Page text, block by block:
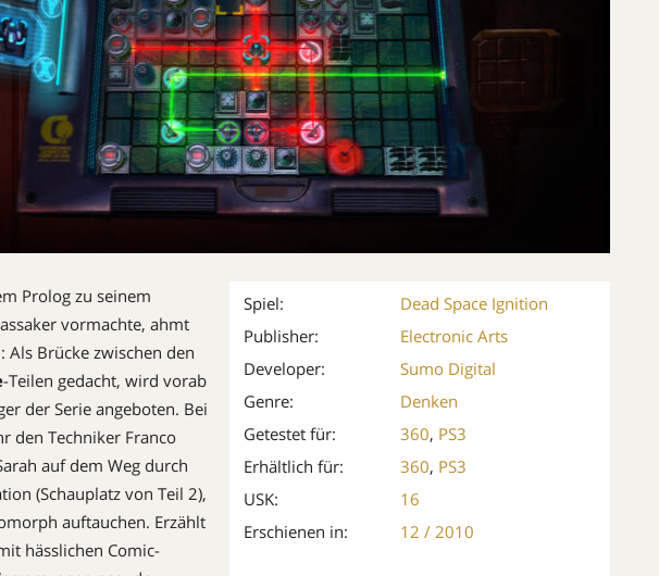
Spiel:
Dead Space Ignition
Publisher:
Electronic Arts
Developer:
Sumo Digital
Genre:
Denken
Getestet für:
360, PS3
Erhältlich für:
360, PS3
USK:
16
Erschienen in:
12 / 2010
Prolog zu seinem
vormachte, ahmt
Als Brücke zwischen den
-Teilen gedacht, wird vorab
der Serie angeboten. Bei
den Techniker Franco
auf dem Weg durch
(Schauplatz von Teil 2),
auftauchen. Erzählt
hässlichen Comic-